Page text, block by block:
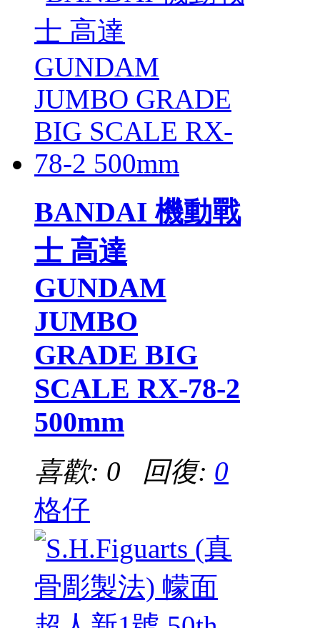
BANDAI 機動戰
士 高達
GUNDAM
JUMBO
GRADE BIG
SCALE RX-78-2
500mm
喜歡: 0 回復: 0
格仔